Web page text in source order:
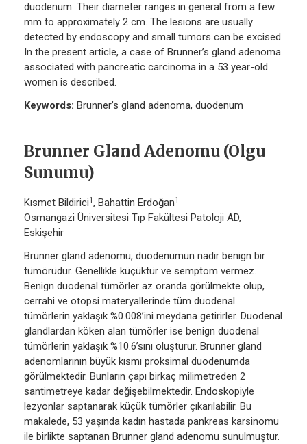
duodenum. Their diameter ranges in general from a few
mm to approximately 2 cm. The lesions are usually
detected by endoscopy and small tumors can be excised.
In the present article, a case of Brunner’s gland adenoma
associated with pancreatic carcinoma in a 53 year-old
women is described.
Keywords: Brunner’s gland adenoma, duodenum
Brunner Gland Adenomu (Olgu
Sunumu)
Kısmet Bildirici1, Bahattin Erdoğan1
Osmangazi Üniversitesi Tıp Fakültesi Patoloji AD,
Eskişehir
Brunner gland adenomu, duodenumun nadir benign bir
tümörüdür. Genellikle küçüktür ve semptom vermez.
Benign duodenal tümörler az oranda görülmekte olup,
cerrahi ve otopsi materyallerinde tüm duodenal
tümörlerin yaklaşık %0.008’ini meydana getirirler. Duodenal
glandlardan köken alan tümörler ise benign duodenal
tümörlerin yaklaşık %10.6’sını oluşturur. Brunner gland
adenomlarının büyük kısmı proksimal duodenumda
görülmektedir. Bunların çapı birkaç milimetreden 2
santimetreye kadar değişebilmektedir. Endoskopiyle
lezyonlar saptanarak küçük tümörler çıkarılabilir. Bu
makalede, 53 yaşında kadın hastada pankreas karsinomu
ile birlikte saptanan Brunner gland adenomu sunulmuştur.